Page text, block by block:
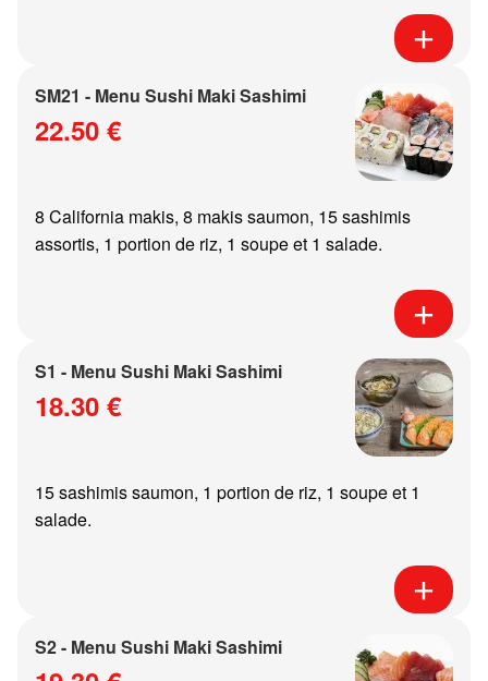
SM21 - Menu Sushi Maki Sashimi
22.50 €
8 California makis, 8 makis saumon, 15 sashimis
assortis, 1 portion de riz, 1 soupe et 1 salade.
S1 - Menu Sushi Maki Sashimi
18.30 €
15 sashimis saumon, 1 portion de riz, 1 soupe et 1
salade.
S2 - Menu Sushi Maki Sashimi